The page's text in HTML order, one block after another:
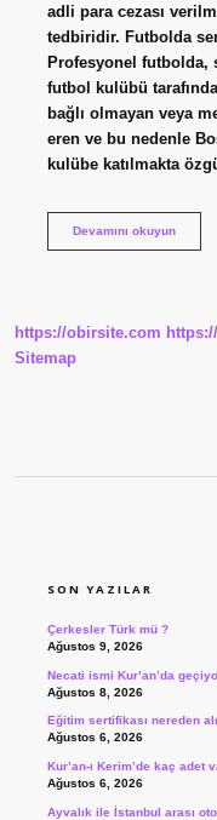
adli para cezası
tedbiridir. Futbolda
Profesyonel futbolda,
futbol kulübü
bağlı olmayan veya
eren ve bu nedenle
kulübe katılmakta
Devamını okuyunFutbolcu
https://obirsite.com
Sitemap
SON YAZILAR
Çerkesler Türk mü ?
Ağustos 9, 2026
Necati ismi Kur’an’da
Ağustos 8, 2026
Eğitim sertifikası nereden
Ağustos 6, 2026
Kur’an-ı Kerim’de kaç adet
Ağustos 6, 2026
Ayvalık ile İstanbul arası